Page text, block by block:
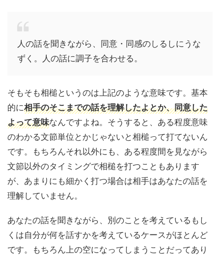
人の話を聞きながら、同意・同感のしるしにうな
ずく。人の話に調子を合わせる。
そもそも相槌というのは上記のような意味です。基本
的に相手のそこまでの話を理解したよとか、同意した
よって意味なんですよね。そうすると、ある程度意味
のわかる文節単位とかじゃないと相槌って打てないん
です。もちろんそれ以外にも、ある程度間を見ながら
文節以外のタイミングで相槌を打つこともあります
が、あまりにも細かく打つ場合は相手はあなたの話を
理解していません。
あなたの話を聞きながら、別のことを考えているもし
くは自分が何を話すかを考えているケースがほとんど
です。もちろん上の空になってしまうことだってあり